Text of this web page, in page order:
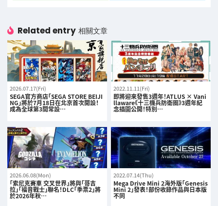
Related entry 相關文章
2026.07.17(Fri)
SEGA官方商店「SEGA STORE BEIJI
NG」將於7月18日在北京首次開設！
成為全球第3間常設…
2022.11.11(Fri)
即將迎來發售3週年！ATLUS × Vani
llaware《十三機兵防衛圈》3週年紀
念插圖公開！特別…
2026.06.08(Mon)
「索尼克賽車 交叉世界」將與「哥吉
拉」「福音戰士」聯名！DLC「季票2」將
於2026年秋…
2022.07.14(Thu)
Mega Drive Mini 2海外版「Genesis
Mini 2」發表！部份收錄作品與日本版
不同